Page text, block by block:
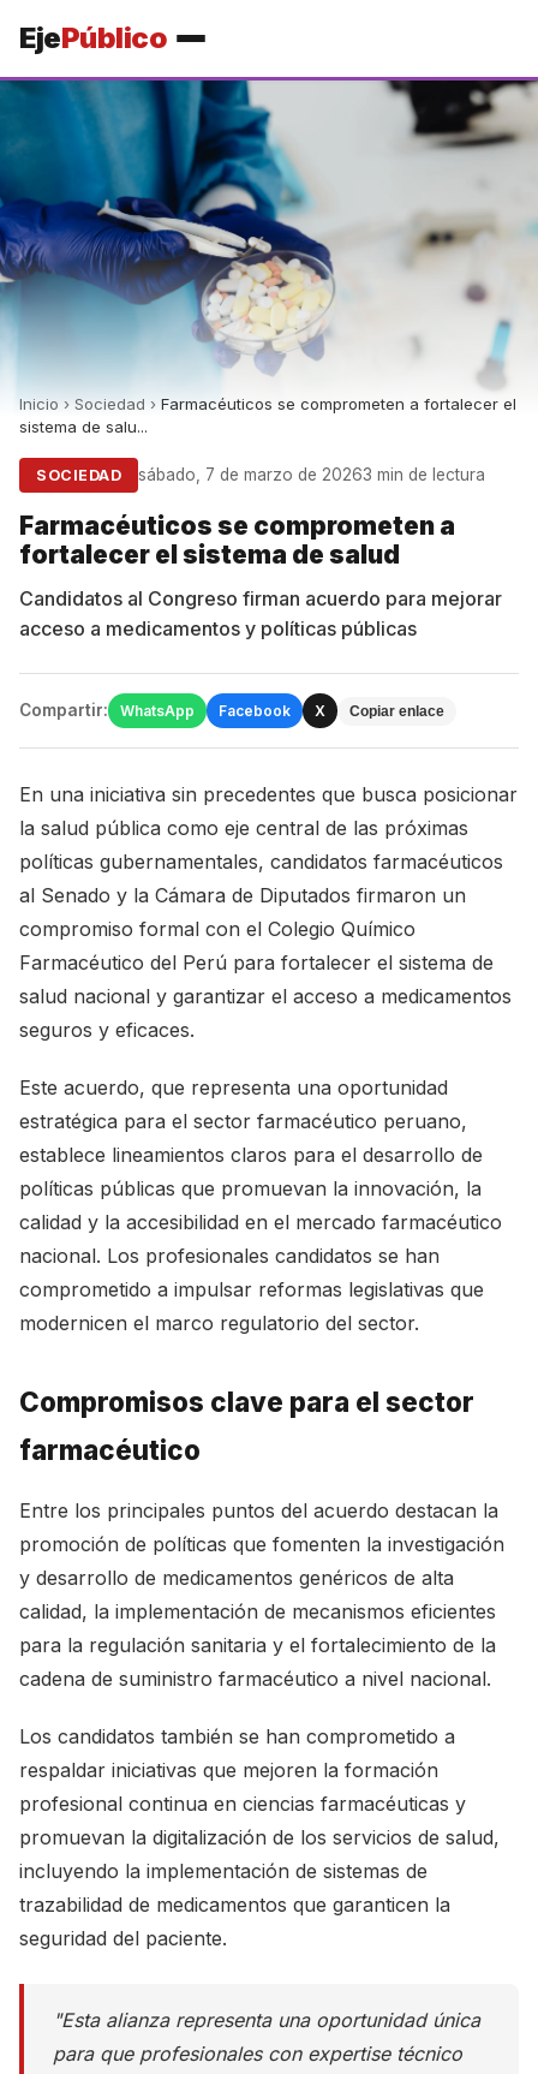
EjePúblico
Inicio › Sociedad › Farmacéuticos se comprometen a fortalecer el
sistema de salu...
SOCIEDAD sábado, 7 de marzo de 20263 min de lectura
Farmacéuticos se comprometen a
fortalecer el sistema de salud
Candidatos al Congreso firman acuerdo para mejorar
acceso a medicamentos y políticas públicas
Compartir: WhatsApp Facebook X Copiar enlace
En una iniciativa sin precedentes que busca posicionar
la salud pública como eje central de las próximas
políticas gubernamentales, candidatos farmacéuticos
al Senado y la Cámara de Diputados firmaron un
compromiso formal con el Colegio Químico
Farmacéutico del Perú para fortalecer el sistema de
salud nacional y garantizar el acceso a medicamentos
seguros y eficaces.
Este acuerdo, que representa una oportunidad
estratégica para el sector farmacéutico peruano,
establece lineamientos claros para el desarrollo de
políticas públicas que promuevan la innovación, la
calidad y la accesibilidad en el mercado farmacéutico
nacional. Los profesionales candidatos se han
comprometido a impulsar reformas legislativas que
modernicen el marco regulatorio del sector.
Compromisos clave para el sector
farmacéutico
Entre los principales puntos del acuerdo destacan la
promoción de políticas que fomenten la investigación
y desarrollo de medicamentos genéricos de alta
calidad, la implementación de mecanismos eficientes
para la regulación sanitaria y el fortalecimiento de la
cadena de suministro farmacéutico a nivel nacional.
Los candidatos también se han comprometido a
respaldar iniciativas que mejoren la formación
profesional continua en ciencias farmacéuticas y
promuevan la digitalización de los servicios de salud,
incluyendo la implementación de sistemas de
trazabilidad de medicamentos que garanticen la
seguridad del paciente.
"Esta alianza representa una oportunidad única
para que profesionales con expertise técnico